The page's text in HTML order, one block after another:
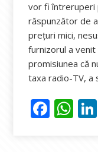
vor fi întreruperi
răspunzător de
prețuri mici,
furnizorul a
promisiunea că
taxa radio-TV, a
F W